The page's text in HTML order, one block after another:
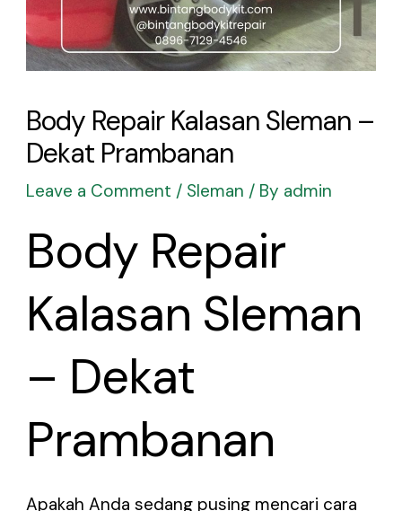
Body Repair Kalasan Sleman –
Dekat Prambanan
Leave a Comment / Sleman / By admin
Body Repair
Kalasan Sleman
– Dekat
Prambanan
Apakah Anda sedang pusing mencari cara